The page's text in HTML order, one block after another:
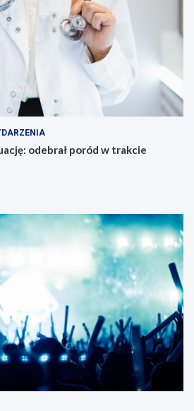
odebrał poród w trakcie